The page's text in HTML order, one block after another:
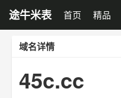
途牛米表 首页 精品
域名详情
45c.cc